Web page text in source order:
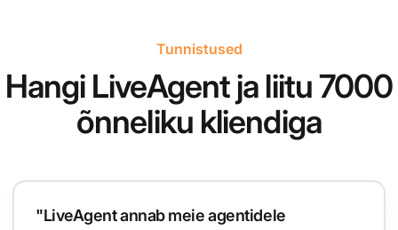
Tunnistused
Hangi LiveAgent ja liitu 7000
õnneliku kliendiga
"LiveAgent annab meie agentidele